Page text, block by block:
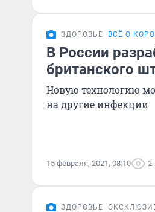
ЗДОРОВЬЕ ВСЁ О
В России
британского
Новую технологию
на другие инфекции
15 февраля, 2021, 08:10 2
ЗДОРОВЬЕ